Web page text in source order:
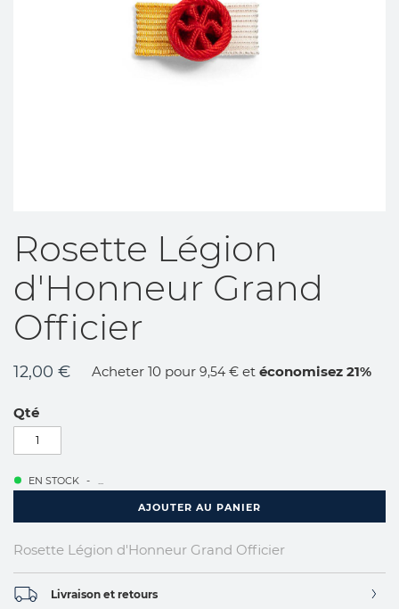
Rosette Légion
d'Honneur Grand
Officier
12,00 € Acheter 10 pour 9,54 € et économisez21%
Qté
EN STOCK
AJOUTER AU PANIER
Rosette Légion d'Honneur Grand Officier
Livraison et retours
to
the
beginning
of
the
images